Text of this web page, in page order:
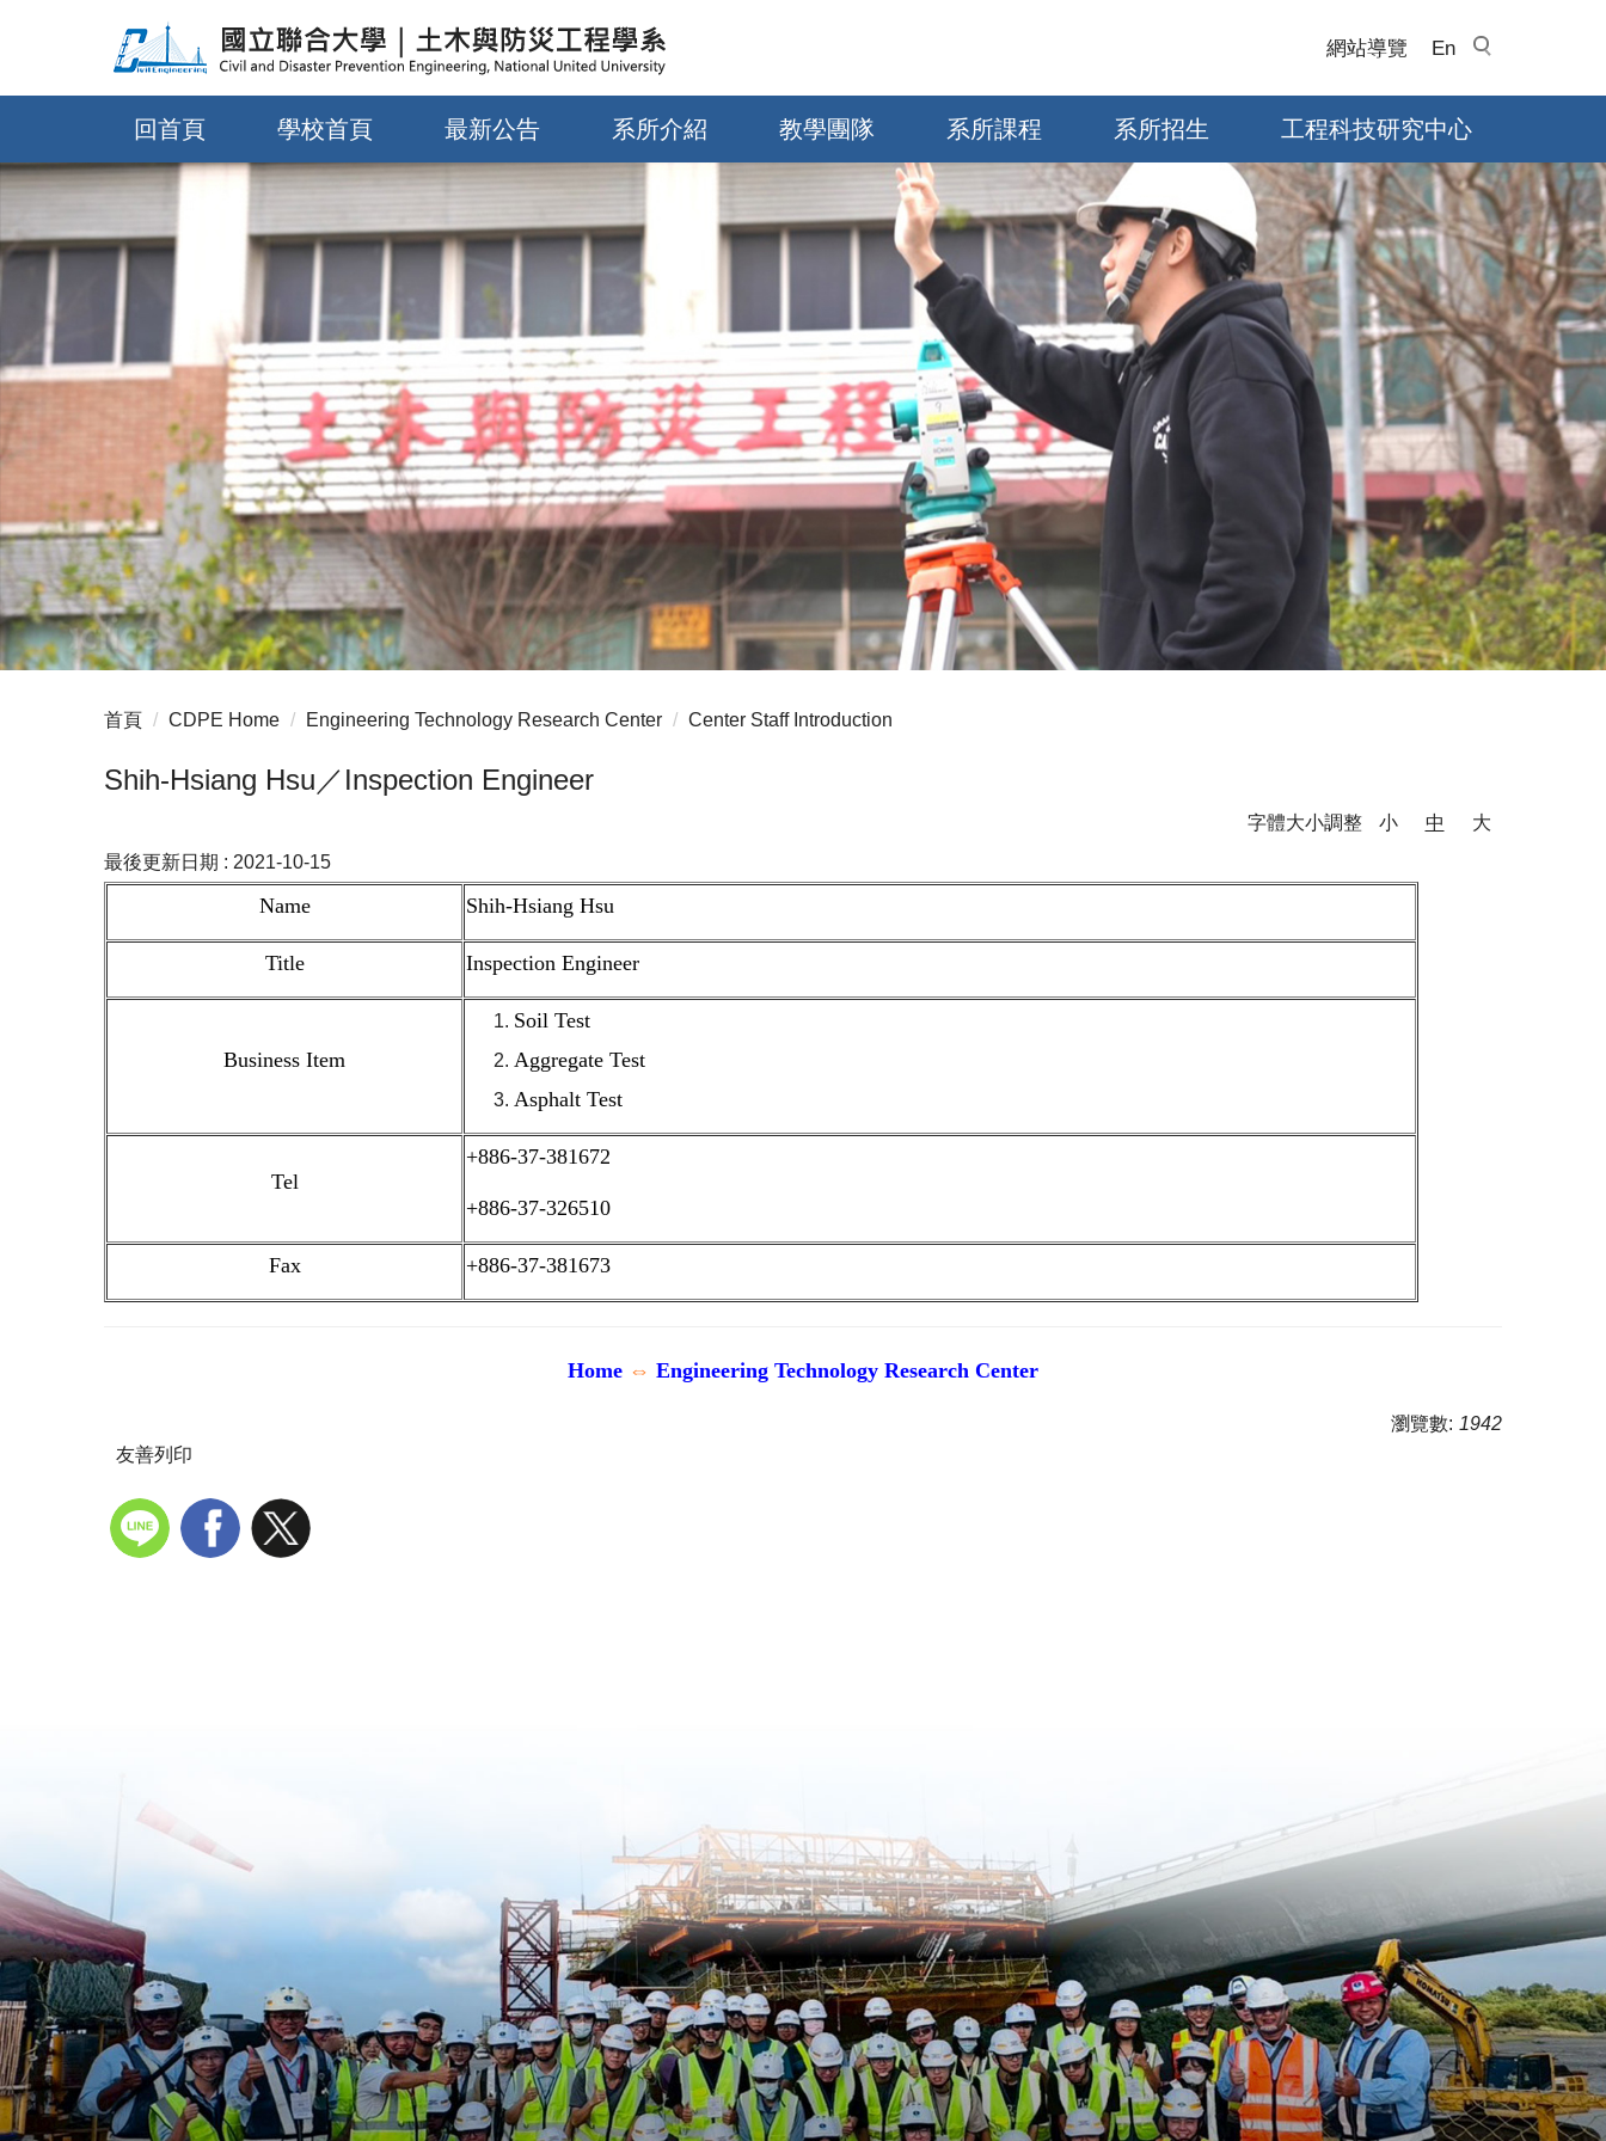
容
區
網站導覽 En
回首頁 學校首頁 最新公告 系所介紹 教學團隊 系所課程 系所招生 工程科技研究中心
首頁 CDPE Home Engineering Technology Research Center Center Staff Introduction
Shih-Hsiang Hsu／Inspection Engineer
字體大小調整 小 中
大
最後更新日期 : 2021-10-15
Name Shih-Hsiang Hsu
Title Inspection Engineer
Business Item
Soil Test
Aggregate Test
Asphalt Test
Tel
+886-37-381672
+886-37-326510
Fax +886-37-381673
Home ⇔ Engineering Technology Research Center
瀏覽數: 1942
友善列印